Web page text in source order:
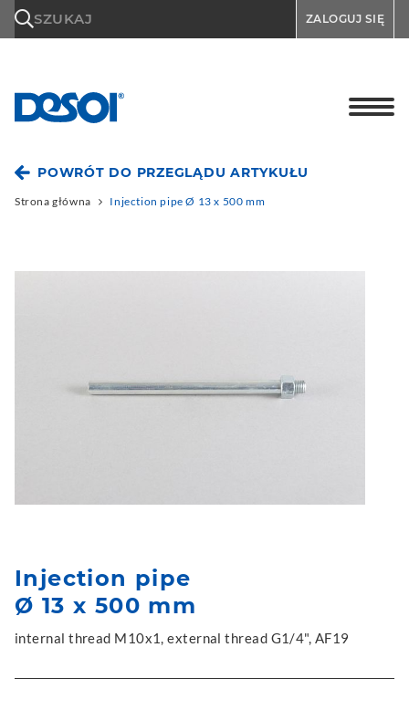
SZUKAJ ZALOGUJ SIĘ
POWRÓT DO PRZEGLĄDU ARTYKUŁU
Strona główna Injection pipe Ø 13 x 500 mm
Injection pipe
Ø 13 x 500 mm
internal thread M10x1, external thread G1/4", AF19